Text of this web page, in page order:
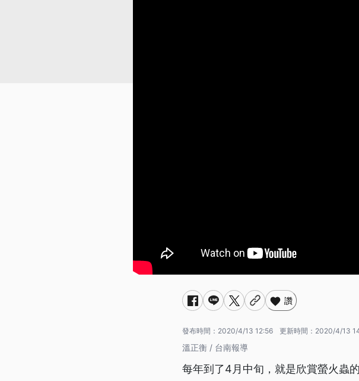
讚
發布時間： 2020/4/13 12:56 更新時間： 2020/4/13
溫正衡 / 台南報導
每年到了4月中旬，就是欣賞螢火蟲